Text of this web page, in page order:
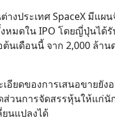
งประเทศ SpaceX มีแผ
หมดใน IPO โดยญี่ปุ่นได้รั
นเดือนนี้ จาก 2,000 ล้าน
อียดของการเสนอขายยัง
วนการจัดสรรหุ้นให้แก่นั
ยนแปลงได้